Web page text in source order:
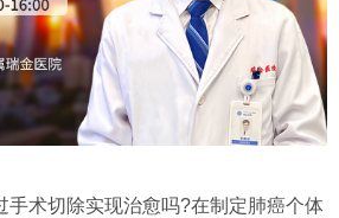
手术切除实现治愈吗?在制定肺癌个体